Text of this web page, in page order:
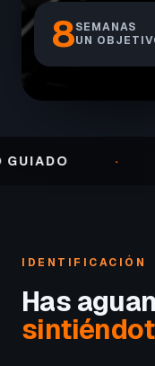
8SEMANAS
UN
· PLAN
IDENTIFICACIÓN
Has